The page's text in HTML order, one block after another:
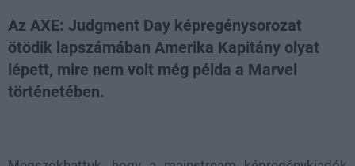
Az AXE: Judgment Day képregénysorozat
ötödik lapszámában Amerika Kapitány olyat
lépett, mire nem volt még példa a Marvel
történetében.